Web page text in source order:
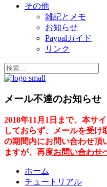
その他
雑記とメモ
お知らせ
Paypalガイド
リンク
メール不達のお知らせ
2018年11月1日まで、本サ
しておらず、メールを受け
の期間内にお問い合わせ頂
ますが、再度お問い合わせ
ホーム
チュートリアル